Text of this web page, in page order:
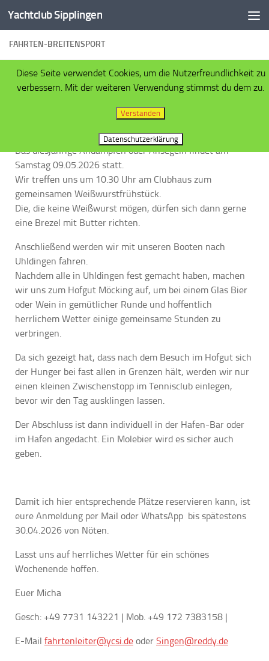
Zum Inhalt springen
Yachtclub Sipplingen
FAHRTEN-BREITENSPORT
Saisonauftakt 2026
Das diesjährige Andampfen oder Ansegeln findet am
Samstag 09.05.2026 statt.
Wir treffen uns um 10.30 Uhr am Clubhaus zum
gemeinsamen Weißwurstfrühstück.
Die, die keine Weißwurst mögen, dürfen sich dann gerne
eine Brezel mit Butter richten.
Anschließend werden wir mit unseren Booten nach
Uhldingen fahren.
Nachdem alle in Uhldingen fest gemacht haben, machen
wir uns zum Hofgut Möcking auf, um bei einem Glas Bier
oder Wein in gemütlicher Runde und hoffentlich
herrlichem Wetter einige gemeinsame Stunden zu
verbringen.
Da sich gezeigt hat, dass nach dem Besuch im Hofgut sich
der Hunger bei fast allen in Grenzen hält, werden wir nur
einen kleinen Zwischenstopp im Tennisclub einlegen,
bevor wir den Tag ausklingen lassen.
Der Abschluss ist dann individuell in der Hafen-Bar oder
im Hafen angedacht. Ein Molebier wird es sicher auch
geben.
Damit ich hier entsprechende Plätze reservieren kann, ist
eure Anmeldung per Mail oder WhatsApp bis spätestens
30.04.2026 von Nöten.
Lasst uns auf herrliches Wetter für ein schönes
Wochenende hoffen.
Euer Micha
Gesch: +49 7731 143221 | Mob. +49 172 7383158 |
E-Mail fahrtenleiter@ycsi.de oder Singen@reddy.de
Diese Seite verwendet Cookies, um die Nutzerfreundlichkeit zu
verbessern. Mit der weiteren Verwendung stimmst du dem zu.
Verstanden
Datenschutzerklärung